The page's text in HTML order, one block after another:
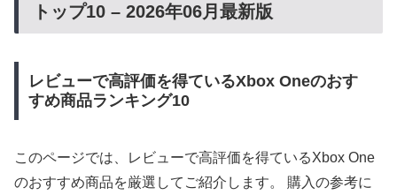
トップ10 – 2026年06月最新版
レビューで高評価を得ているXbox Oneのおす
すめ商品ランキング10
このページでは、レビューで高評価を得ているXbox One
のおすすめ商品を厳選してご紹介します。 購入の参考に